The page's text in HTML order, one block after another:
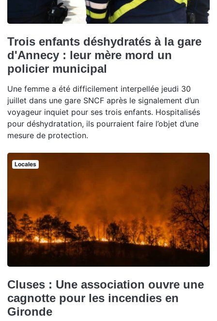
Trois enfants déshydratés à la gare
d'Annecy : leur mère mord un
policier municipal
Une femme a été difficilement interpellée jeudi 30
juillet dans une gare SNCF après le signalement d’un
voyageur inquiet pour ses trois enfants. Hospitalisés
pour déshydratation, ils pourraient faire l’objet d’une
mesure de protection.
Locales
Cluses : Une association ouvre une
cagnotte pour les incendies en
Gironde